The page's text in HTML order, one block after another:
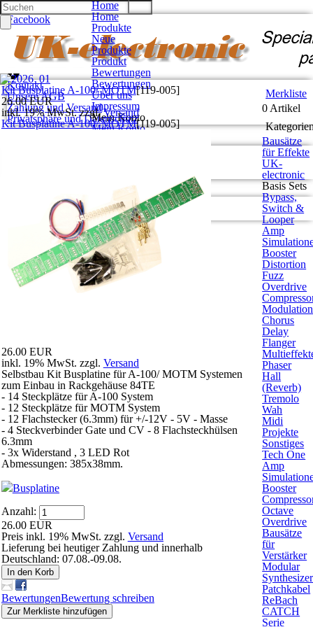
Facebook
Twitter
Google +
Pinterest
Kontakt
Unsere AGB
Zahlung und Versand
Privatsphäre und Datenschutz
Deutsch
English
Home
Home
Produkte
Neue
Produkte
Produkt
Bewertungen
Bewertungen
Über uns
Impressum
Mein Konto
Mein Konto
Kit Busplatine A-100/ MOTM[119-005]
26.00 EUR
inkl. 19% MwSt. zzgl.Versand
Kit Busplatine A-100/ MOTM[119-005]
26.00 EUR
inkl. 19% MwSt. zzgl. Versand
Selbstbau Kit Busplatine für A-100/ MOTM Systemen
zum Einbau in Rackgehäuse 84TE
- 14 Steckplätze für A-100 System
- 12 Steckplätze für MOTM System
- 12 Flachstecker (6.3mm) für +/-12V - 5V - Masse
- 4 Steckverbinder Gate und CV - 8 Flachsteckhülsen
6.3mm
- 3x Widerstand , 3 LED Rot
Abmessungen: 385x38mm.
Busplatine
Anzahl:
26.00 EUR
Preis inkl. 19% MwSt. zzgl. Versand
Lieferung bei heutiger Zahlung und innerhalb
Deutschland: 07.08.-09.08.
In den Korb
BewertungenBewertung schreiben
Zur Merkliste hinzufügen
Merkliste
0 Artikel
Bausätze
für Effekte
UK-
electronic
Basis Sets
Bypass,
Switch &
Looper
Amp
Booster
Distortion
Fuzz
Overdrive
Modulation
Chorus
Delay
Flanger
Phaser
Hall
(Reverb)
Tremolo
Wah
Midi
Projekte
Sonstiges
Tech One
Amp
Booster
Octave
Overdrive
Bausätze
für
Verstärker
Modular
Synthesizer
Patchkabel
ReBach
CATCH
Serie